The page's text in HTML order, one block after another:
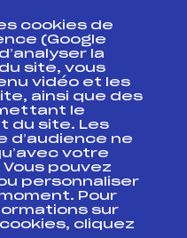
DE
FFS
DES
FFS
DES
FFS
2004 FFS
cookies de
(Google
la
site, vous
vidéo et les
ainsi que des
le
du site. Les
d’audience ne
votre
pouvez
personnaliser
Pour
sur
cliquez